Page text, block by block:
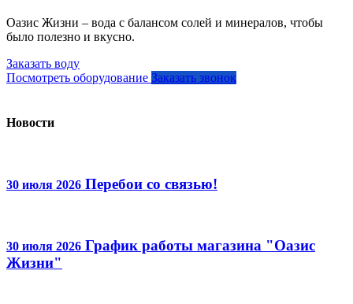
Оазис Жизни – вода с балансом солей и минералов, чтобы
было полезно и вкусно.
Заказать воду
Посмотреть оборудование Заказать звонок
Новости
30 июля 2026 Перебои со связью!
30 июля 2026 График работы магазина "Оазис
Жизни"